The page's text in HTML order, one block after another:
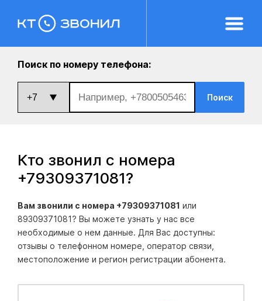
Поиск по номеру телефона:
Поиск
Кто звонил с номера
+79309371081?
Вам звонили с номера +79309371081 или
89309371081? Вы можете узнать у нас все
необходимые о нем данные. Для Вас доступны:
отзывы о телефонном номере, оператор связи,
местоположение и регион регистрации абонента.